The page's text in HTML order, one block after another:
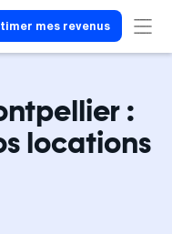
mes revenus
:
locations